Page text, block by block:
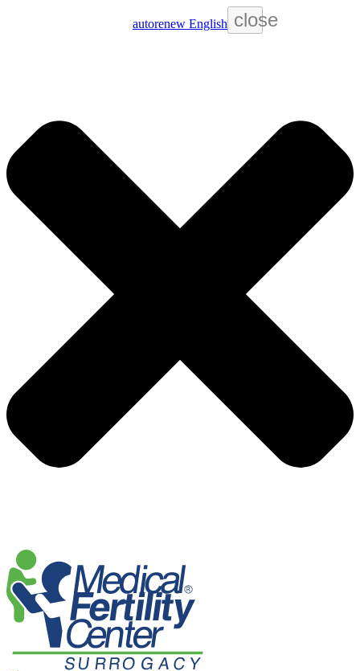
autorenew English close